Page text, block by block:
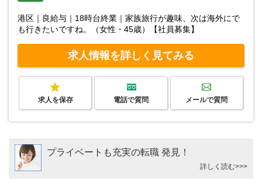
港区｜良給与｜18時台終業｜家族旅行が趣味、次は海外にで
も行きたいですね。（女性・45歳）【社員募集】
求人情報を詳しく見てみる
求人を保存 電話で質問 メールで質問
プライベートも充実の転職 発見！
詳しく読む>>>